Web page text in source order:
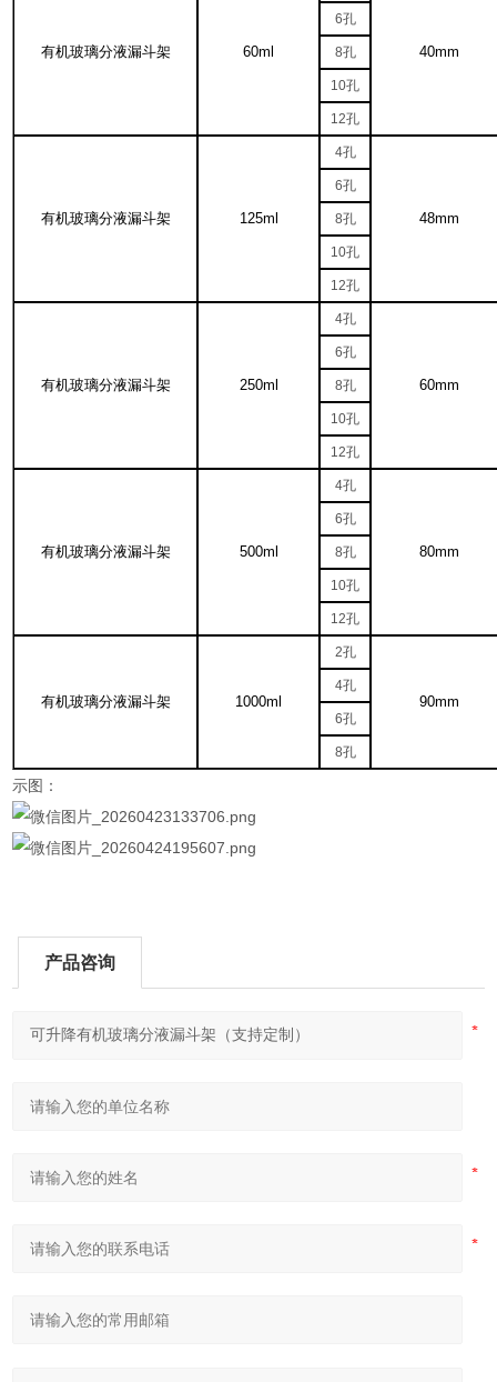
有机玻璃分液漏斗架 60ml 40mm
6孔
8孔
10孔
12孔
有机玻璃分液漏斗架 125ml
4孔
48mm
6孔
8孔
10孔
12孔
有机玻璃分液漏斗架 250ml
4孔
60mm
6孔
8孔
10孔
12孔
有机玻璃分液漏斗架 500ml
4孔
80mm
6孔
8孔
10孔
12孔
有机玻璃分液漏斗架 1000ml
2孔
90mm
4孔
6孔
8孔
示图：
产品咨询